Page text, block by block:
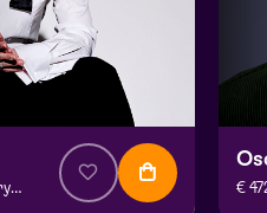
Oudejaarsconference 2026 | Try-out €